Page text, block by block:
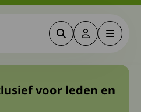
ZoekenDeze link
Menu
zolang het
voor leden en